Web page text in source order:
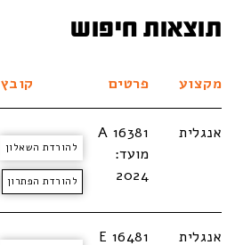
תוצאות חיפוש
מקצוע פרטים קובץ
אנגלית
A 16381
מועד:
2024
להורדת השאלון
להורדת הפתרון
אנגלית
E 16481